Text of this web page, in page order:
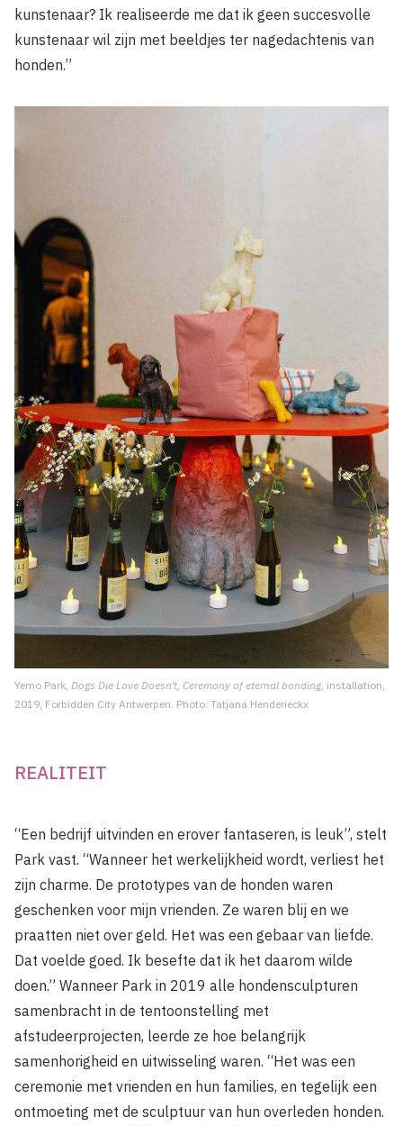
kunstenaar? Ik realiseerde me dat ik geen succesvolle
kunstenaar wil zijn met beeldjes ter nagedachtenis van
honden.”
Yemo Park, Dogs Die Love Doesn’t, Ceremony of eternal bonding, installation,
2019, Forbidden City Antwerpen. Photo: Tatjana Henderieckx
REALITEIT
“Een bedrijf uitvinden en erover fantaseren, is leuk”, stelt
Park vast. “Wanneer het werkelijkheid wordt, verliest het
zijn charme. De prototypes van de honden waren
geschenken voor mijn vrienden. Ze waren blij en we
praatten niet over geld. Het was een gebaar van liefde.
Dat voelde goed. Ik besefte dat ik het daarom wilde
doen.” Wanneer Park in 2019 alle hondensculpturen
samenbracht in de tentoonstelling met
afstudeerprojecten, leerde ze hoe belangrijk
samenhorigheid en uitwisseling waren. “Het was een
ceremonie met vrienden en hun families, en tegelijk een
ontmoeting met de sculptuur van hun overleden honden.